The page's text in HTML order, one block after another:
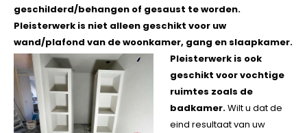
geschilderd/behangen of gesaust te worden.
Pleisterwerk is niet alleen geschikt voor uw
wand/plafond van de woonkamer, gang en slaapkamer.
Pleisterwerk is ook
geschikt voor vochtige
ruimtes zoals de
badkamer.Wilt u dat de
eind resultaat van uw